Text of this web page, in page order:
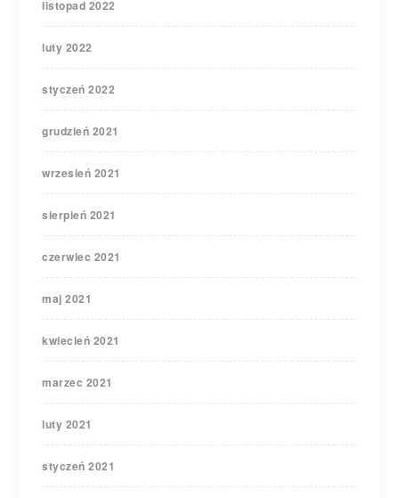
listopad 2022
luty 2022
styczeń 2022
grudzień 2021
wrzesień 2021
sierpień 2021
czerwiec 2021
maj 2021
kwiecień 2021
marzec 2021
luty 2021
styczeń 2021